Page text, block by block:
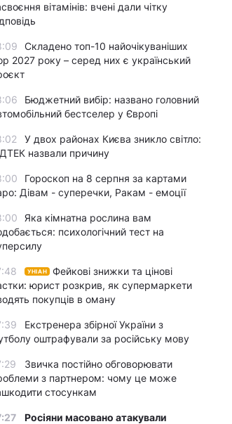
вітамінів: вчені дали чітку
Складено топ-10 найочікуваніших
2027 року – серед них є український
Бюджетний вибір: названо головний
бестселер у Європі
У двох районах Києва зникло світло:
назвали причину
Гороскоп на 8 серпня за картами
Дівам - суперечки, Ракам - емоції
Яка кімнатна рослина вам
психологічний тест на
УНІАН
Фейкові знижки та цінові
юрист розкрив, як супермаркети
покупців в оману
Екстренера збірної України з
оштрафували за російську мову
Звичка постійно обговорювати
з партнером: чому це може
стосункам
Росіяни масовано атакували